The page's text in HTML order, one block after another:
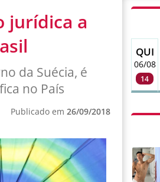
jurídica a
da Suécia, é
no País
Publicado em 26/09/2018
QUI
06/08
14